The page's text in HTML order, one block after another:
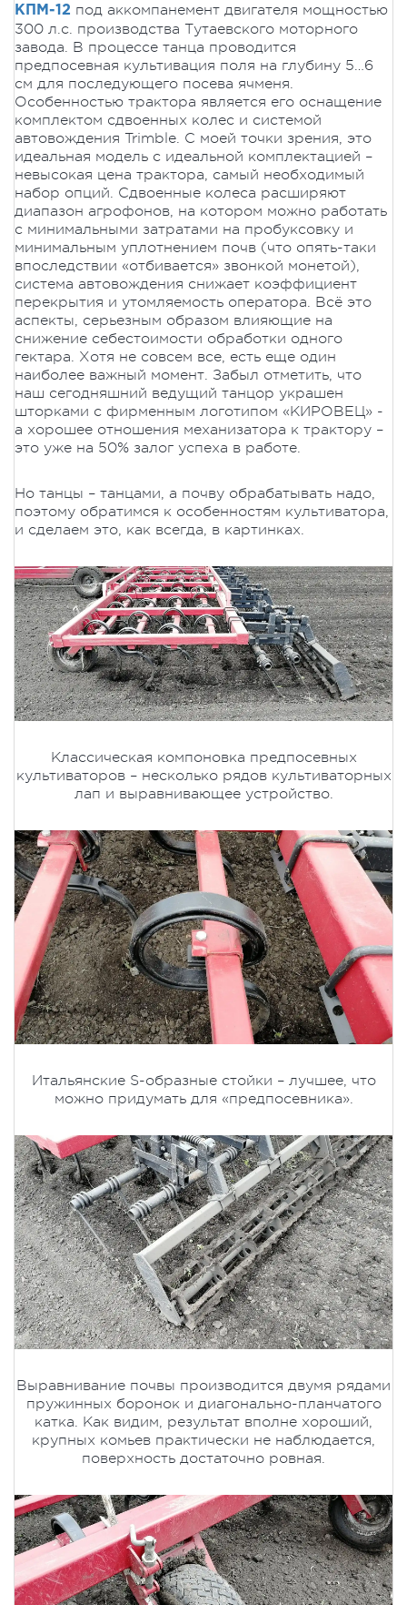
КПМ-12 под аккомпанемент двигателя мощностью
300 л.с. производства Тутаевского моторного
завода. В процессе танца проводится
предпосевная культивация поля на глубину 5…6
см для последующего посева ячменя.
Особенностью трактора является его оснащение
комплектом сдвоенных колес и системой
автовождения Trimble. С моей точки зрения, это
идеальная модель с идеальной комплектацией –
невысокая цена трактора, самый необходимый
набор опций. Сдвоенные колеса расширяют
диапазон агрофонов, на котором можно работать
с минимальными затратами на пробуксовку и
минимальным уплотнением почв (что опять-таки
впоследствии «отбивается» звонкой монетой),
система автовождения снижает коэффициент
перекрытия и утомляемость оператора. Всё это
аспекты, серьезным образом влияющие на
снижение себестоимости обработки одного
гектара. Хотя не совсем все, есть еще один
наиболее важный момент. Забыл отметить, что
наш сегодняшний ведущий танцор украшен
шторками с фирменным логотипом «КИРОВЕЦ» -
а хорошее отношения механизатора к трактору –
это уже на 50% залог успеха в работе.
Но танцы – танцами, а почву обрабатывать надо,
поэтому обратимся к особенностям культиватора,
и сделаем это, как всегда, в картинках.
Классическая компоновка предпосевных
культиваторов – несколько рядов культиваторных
лап и выравнивающее устройство.
Итальянские S-образные стойки – лучшее, что
можно придумать для «предпосевника».
Выравнивание почвы производится двумя рядами
пружинных боронок и диагонально-планчатого
катка. Как видим, результат вполне хороший,
крупных комьев практически не наблюдается,
поверхность достаточно ровная.